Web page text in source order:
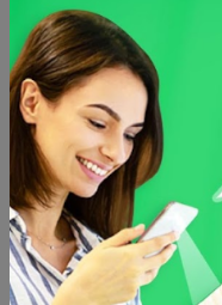
CARAVAN
Agua de colonia no 57
para hombre Caravan
150 ml.
desde
10.65 €